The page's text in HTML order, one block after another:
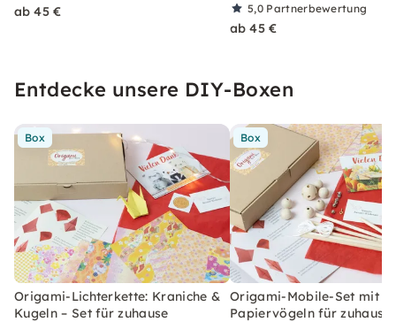
ab 45 € 5,0 Partnerbewertung
ab 45 €
Entdecke unsere DIY-Boxen
Box
Origami-Lichterkette: Kraniche &
Kugeln – Set für zuhause
Box
Origami-Mobile-Set mit 6
Papiervögeln für zuhause